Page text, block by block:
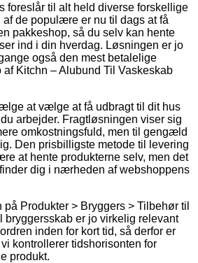
foreslår til alt held diverse forskellige
af de populære er nu til dags at få
pakkeshop, så du selv kan hente
ind i din hverdag. Løsningen er jo
også den mest betalelige
af Kitchn – Alubund Til Vaskeskab
at vælge at få udbragt til dit hus
arbejder. Fragtløsningen viser sig
omkostningsfuld, men til gengæld
Den prisbilligste metode til levering
at hente produkterne selv, men det
dig i nærheden af webshoppens
Produkter > Bryggers > Tilbehør til
bryggersskab er jo virkelig relevant
inden for kort tid, så derfor er
kontrollerer tidshorisonten for
produkt.